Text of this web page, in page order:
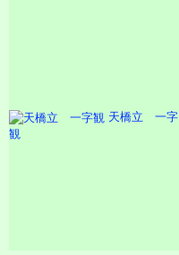
天橋立 一字
観